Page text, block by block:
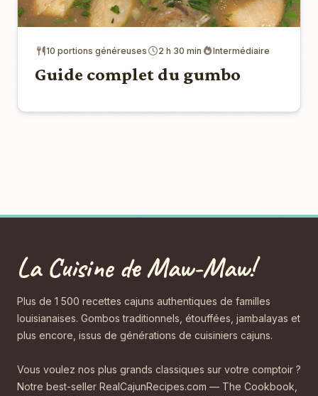
10 portions généreuses 2 h 30 min Intermédiaire
Guide complet du gumbo
La Cuisine de Maw-Maw!
Plus de 1 500 recettes cajuns authentiques de familles
louisianaises. Gombos traditionnels, étouffées, jambalayas et
plus encore, issus de générations de cuisiniers cajuns.
Vous voulez nos plus grands classiques sur votre comptoir ?
Notre best-seller RealCajunRecipes.com — The Cookbook,